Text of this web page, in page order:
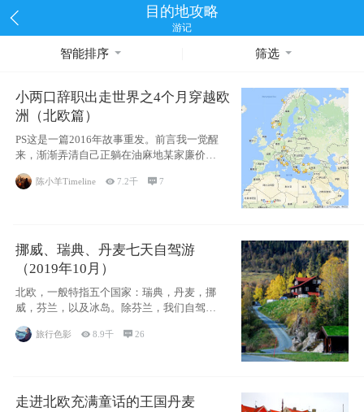
目的地攻略
游记
智能排序 筛选
小两口辞职出走世界之4个月穿越欧
洲（北欧篇）
PS这是一篇2016年故事重发。前言我一觉醒
来，渐渐弄清自己正躺在油麻地某家廉价宾
馆
陈小羊Timeline 7.2千 7
挪威、瑞典、丹麦七天自驾游
（2019年10月）
北欧，一般特指五个国家：瑞典，丹麦，挪
威，芬兰，以及冰岛。除芬兰，我们自驾游
旅行色影 8.9千 26
走进北欧充满童话的王国丹麦